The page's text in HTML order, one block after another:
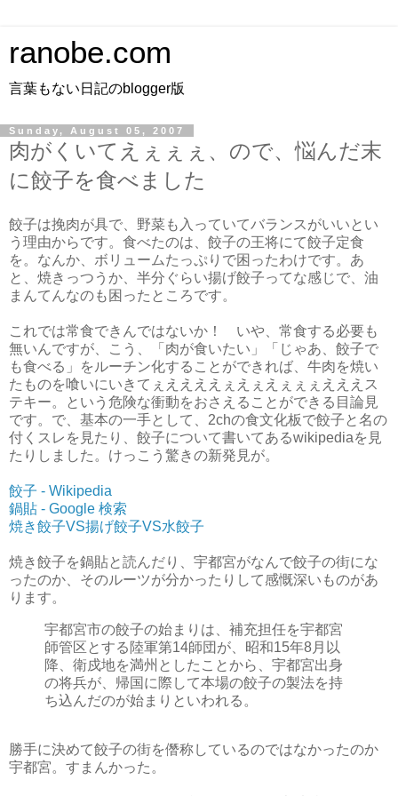
ranobe.com
言葉もない日記のblogger版
Sunday, August 05, 2007
肉がくいてえぇぇぇ、ので、悩んだ末
に餃子を食べました
餃子は挽肉が具で、野菜も入っていてバランスがいいとい
う理由からです。食べたのは、餃子の王将にて餃子定食
を。なんか、ボリュームたっぷりで困ったわけです。あ
と、焼きっつうか、半分ぐらい揚げ餃子ってな感じで、油
まんてんなのも困ったところです。
これでは常食できんではないか！ いや、常食する必要も
無いんですが、こう、「肉が食いたい」「じゃあ、餃子で
も食べる」をルーチン化することができれば、牛肉を焼い
たものを喰いにいきてぇええええぇえぇえぇぇぇえええス
テキー。という危険な衝動をおさえることができる目論見
です。で、基本の一手として、2chの食文化板で餃子と名の
付くスレを見たり、餃子について書いてあるwikipediaを見
たりしました。けっこう驚きの新発見が。
餃子 - Wikipedia
鍋貼 - Google 検索
焼き餃子VS揚げ餃子VS水餃子
焼き餃子を鍋貼と読んだり、宇都宮がなんで餃子の街にな
ったのか、そのルーツが分かったりして感慨深いものがあ
ります。
宇都宮市の餃子の始まりは、補充担任を宇都宮
師管区とする陸軍第14師団が、昭和15年8月以
降、衛戍地を満州としたことから、宇都宮出身
の将兵が、帰国に際して本場の餃子の製法を持
ち込んだのが始まりといわれる。
勝手に決めて餃子の街を僭称しているのではなかったのか
宇都宮。すまんかった。